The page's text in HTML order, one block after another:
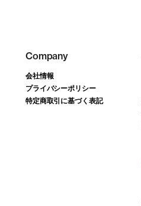
Company
会社情報
プライバシーポリシー
特定商取引に基づく表記